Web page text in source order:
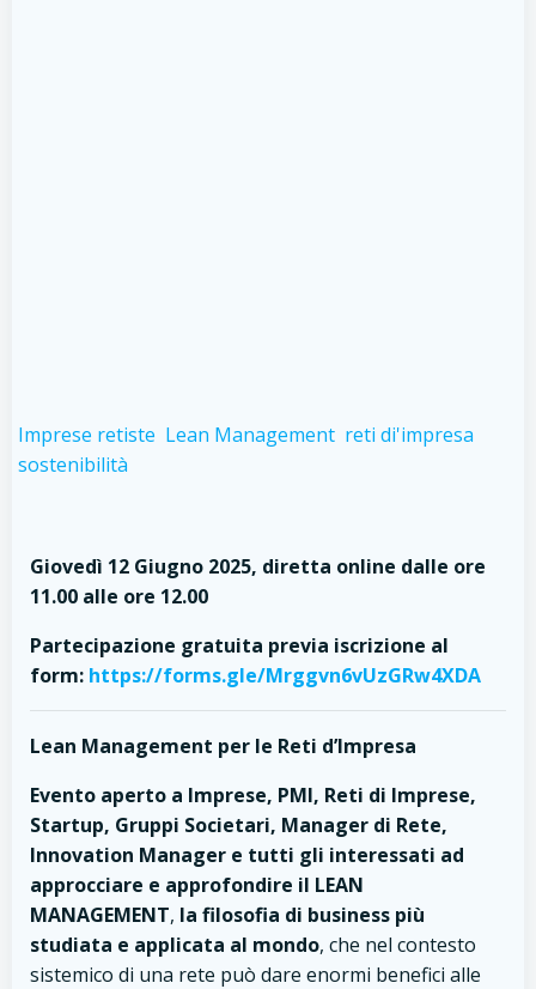
Imprese retiste Lean Management reti di'impresa
sostenibilità
Giovedì 12 Giugno 2025, diretta online dalle ore
11.00 alle ore 12.00
Partecipazione gratuita previa iscrizione al
form: https://forms.gle/Mrggvn6vUzGRw4XDA
Lean Management per le Reti d’Impresa
Evento aperto a Imprese, PMI, Reti di Imprese,
Startup, Gruppi Societari, Manager di Rete,
Innovation Manager e tutti gli interessati ad
approcciare e approfondire il LEAN
MANAGEMENT, la filosofia di business più
studiata e applicata al mondo, che nel contesto
sistemico di una rete può dare enormi benefici alle